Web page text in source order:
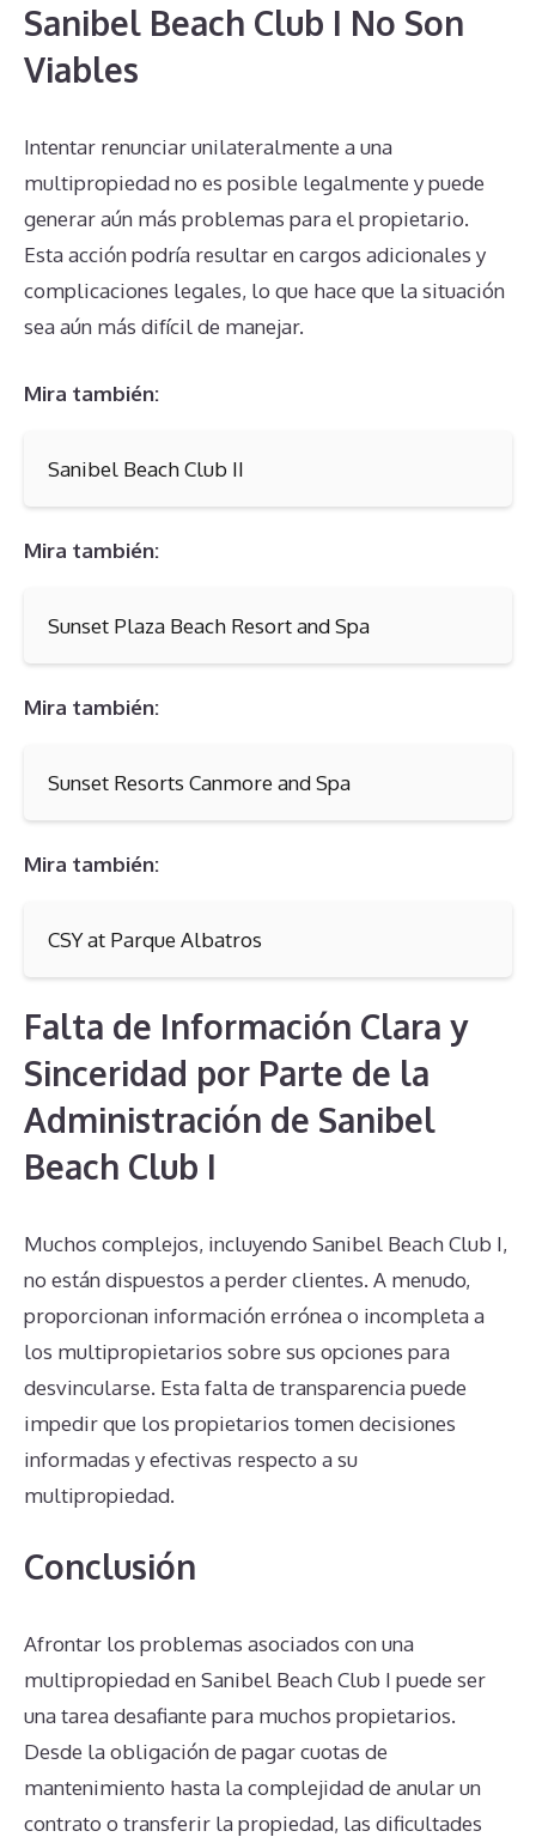
Sanibel Beach Club I No Son
Viables
Intentar renunciar unilateralmente a una
multipropiedad no es posible legalmente y puede
generar aún más problemas para el propietario.
Esta acción podría resultar en cargos adicionales y
complicaciones legales, lo que hace que la situación
sea aún más difícil de manejar.
Mira también:
Sanibel Beach Club II
Mira también:
Sunset Plaza Beach Resort and Spa
Mira también:
Sunset Resorts Canmore and Spa
Mira también:
CSY at Parque Albatros
Falta de Información Clara y
Sinceridad por Parte de la
Administración de Sanibel
Beach Club I
Muchos complejos, incluyendo Sanibel Beach Club I,
no están dispuestos a perder clientes. A menudo,
proporcionan información errónea o incompleta a
los multipropietarios sobre sus opciones para
desvincularse. Esta falta de transparencia puede
impedir que los propietarios tomen decisiones
informadas y efectivas respecto a su
multipropiedad.
Conclusión
Afrontar los problemas asociados con una
multipropiedad en Sanibel Beach Club I puede ser
una tarea desafiante para muchos propietarios.
Desde la obligación de pagar cuotas de
mantenimiento hasta la complejidad de anular un
contrato o transferir la propiedad, las dificultades